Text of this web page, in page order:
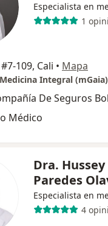
Especialista en
1
109, Cali • Mapa
Integral (mGaia)
De Seguros
Médico
Dra.
Paredes
Especialista en
4